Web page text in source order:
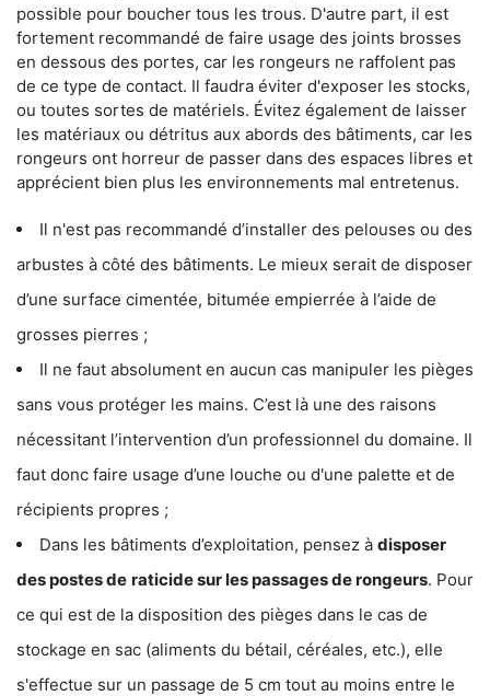
possible pour boucher tous les trous. D'autre part, il est
fortement recommandé de faire usage des joints brosses
en dessous des portes, car les rongeurs ne raffolent pas
de ce type de contact. Il faudra éviter d'exposer les stocks,
ou toutes sortes de matériels. Évitez également de laisser
les matériaux ou détritus aux abords des bâtiments, car les
rongeurs ont horreur de passer dans des espaces libres et
apprécient bien plus les environnements mal entretenus.
Il n'est pas recommandé d’installer des pelouses ou des
arbustes à côté des bâtiments. Le mieux serait de disposer
d’une surface cimentée, bitumée empierrée à l’aide de
grosses pierres ;
Il ne faut absolument en aucun cas manipuler les pièges
sans vous protéger les mains. C’est là une des raisons
nécessitant l’intervention d’un professionnel du domaine. Il
faut donc faire usage d’une louche ou d'une palette et de
récipients propres ;
Dans les bâtiments d’exploitation, pensez à disposer
des postes de raticide sur les passages de rongeurs. Pour
ce qui est de la disposition des pièges dans le cas de
stockage en sac (aliments du bétail, céréales, etc.), elle
s'effectue sur un passage de 5 cm tout au moins entre le